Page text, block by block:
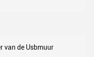
van de Usbmuur